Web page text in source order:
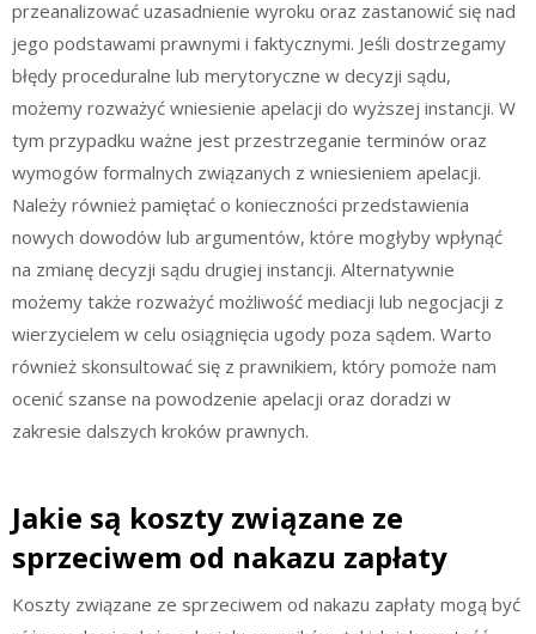
przeanalizować uzasadnienie wyroku oraz zastanowić się nad
jego podstawami prawnymi i faktycznymi. Jeśli dostrzegamy
błędy proceduralne lub merytoryczne w decyzji sądu,
możemy rozważyć wniesienie apelacji do wyższej instancji. W
tym przypadku ważne jest przestrzeganie terminów oraz
wymogów formalnych związanych z wniesieniem apelacji.
Należy również pamiętać o konieczności przedstawienia
nowych dowodów lub argumentów, które mogłyby wpłynąć
na zmianę decyzji sądu drugiej instancji. Alternatywnie
możemy także rozważyć możliwość mediacji lub negocjacji z
wierzycielem w celu osiągnięcia ugody poza sądem. Warto
również skonsultować się z prawnikiem, który pomoże nam
ocenić szanse na powodzenie apelacji oraz doradzi w
zakresie dalszych kroków prawnych.
Jakie są koszty związane ze
sprzeciwem od nakazu zapłaty
Koszty związane ze sprzeciwem od nakazu zapłaty mogą być